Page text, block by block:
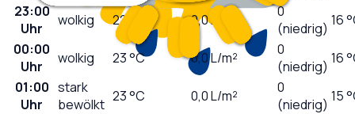
23:00
Uhr
wolkig 22 0,0L/m²
0
(niedrig) 16
00:00
Uhr
wolkig 23°C 0,0L/m²
0
(niedrig) 16
01:00
Uhr
stark
bewölkt 23°C 0,0L/m²
0
(niedrig) 15